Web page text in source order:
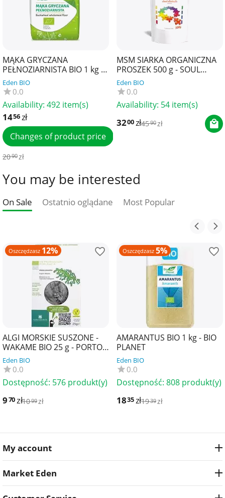
MĄKA GRYCZANA
PEŁNOZIARNISTA BIO 1 kg -
BIO PLANET
Eden BIO
0.0
Availability: 492 item(s)
1456zł
Changes of product price
2090zł
MSM SIARKA ORGANICZNA
PROSZEK 500 g - SOUL
FARM
Eden BIO
0.0
Availability: 54 item(s)
3200zł4590zł
You may be interested
On Sale Ostatnio oglądane Most Popular
Oszczędzasz 12%
ALGI MORSKIE SUSZONE -
WAKAME BIO 25 g - PORTO
MUINOS
Eden BIO
0.0
Dostępność: 576 produkt(y)
970zł1099zł
Oszczędzasz 5%
AMARANTUS BIO 1 kg - BIO
PLANET
Eden BIO
0.0
Dostępność: 808 produkt(y)
1835zł1939zł
My account
Market Eden